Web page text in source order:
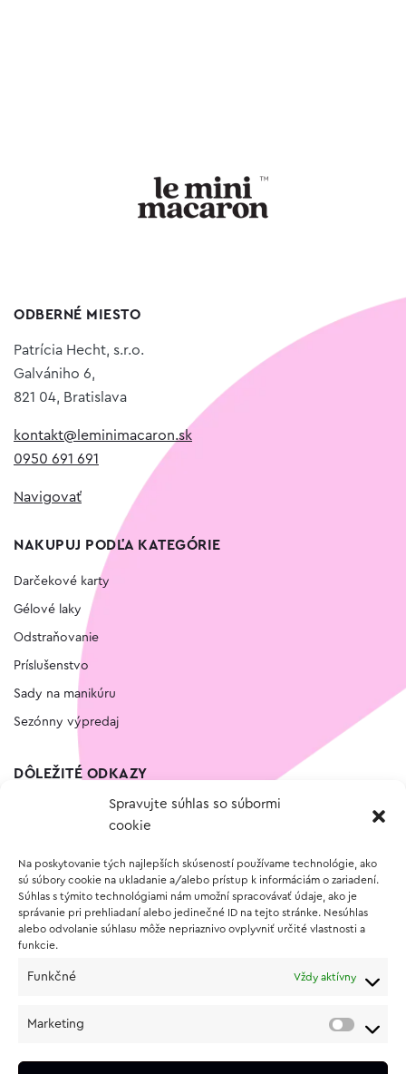
Spravujte súhlas so súbormi
cookie
Na poskytovanie tých najlepších skúseností používame technológie, ako
sú súbory cookie na ukladanie a/alebo prístup k informáciám o zariadení.
Súhlas s týmito technológiami nám umožní spracovávať údaje, ako je
správanie pri prehliadaní alebo jedinečné ID na tejto stránke. Nesúhlas
alebo odvolanie súhlasu môže nepriaznivo ovplyvniť určité vlastnosti a
funkcie.
Funkčné Vždy aktívny
Marketing
ODBERNÉ MIESTO
Patrícia Hecht, s.r.o.
Galvániho 6,
821 04, Bratislava
kontakt@leminimacaron.sk
0950 691 691
Navigovať
NAKUPUJ PODĽA KATEGÓRIE
Darčekové karty
Gélové laky
Odstraňovanie
Príslušenstvo
Sady na manikúru
Sezónny výpredaj
DÔLEŽITÉ ODKAZY
Vernostný program
O NÁKUPE
Vrátenie a reklamácia tovaru